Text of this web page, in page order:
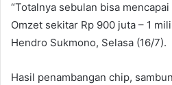
“Totalnya sebulan bisa
Omzet sekitar Rp 900 juta – 1
Hendro Sukmono, Selasa (16/7).
Hasil penambangan chip,